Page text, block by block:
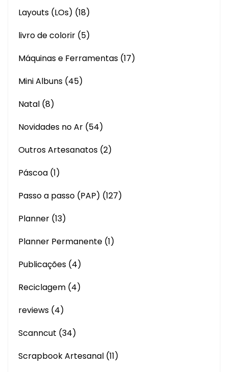
Layouts (LOs) (18)
livro de colorir (5)
Máquinas e Ferramentas (17)
Mini Albuns (45)
Natal (8)
Novidades no Ar (54)
Outros Artesanatos (2)
Páscoa (1)
Passo a passo (PAP) (127)
Planner (13)
Planner Permanente (1)
Publicações (4)
Reciclagem (4)
reviews (4)
Scanncut (34)
Scrapbook Artesanal (11)